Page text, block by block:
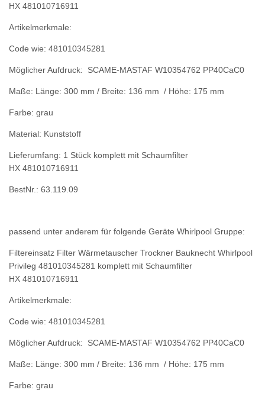
HX 481010716911
Artikelmerkmale:
Code wie: 481010345281
Möglicher Aufdruck: SCAME-MASTAF W10354762 PP40CaC0
Maße: Länge: 300 mm / Breite: 136 mm / Höhe: 175 mm
Farbe: grau
Material: Kunststoff
Lieferumfang: 1 Stück komplett mit Schaumfilter
HX 481010716911
BestNr.: 63.119.09
passend unter anderem für folgende Geräte Whirlpool Gruppe:
Filtereinsatz Filter Wärmetauscher Trockner Bauknecht Whirlpool
Privileg 481010345281 komplett mit Schaumfilter
HX 481010716911
Artikelmerkmale:
Code wie: 481010345281
Möglicher Aufdruck: SCAME-MASTAF W10354762 PP40CaC0
Maße: Länge: 300 mm / Breite: 136 mm / Höhe: 175 mm
Farbe: grau